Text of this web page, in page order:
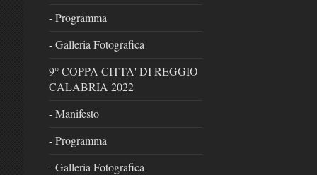
- Programma
- Galleria Fotografica
9° COPPA CITTA' DI REGGIO
CALABRIA 2022
- Manifesto
- Programma
- Galleria Fotografica